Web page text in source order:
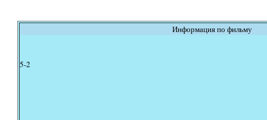
Информация по фильму
5-2